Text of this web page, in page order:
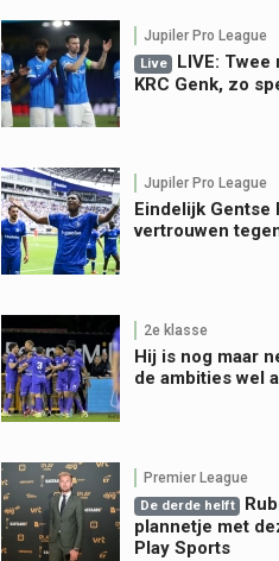
Jupiler Pro League
Live
LIVE:
KRC Genk, zo
Jupiler Pro League
Eindelijk
vertrouwen
2e klasse
Hij is nog maar
de ambities wel
Premier League
De derde helft
plannetje met
Play Sports